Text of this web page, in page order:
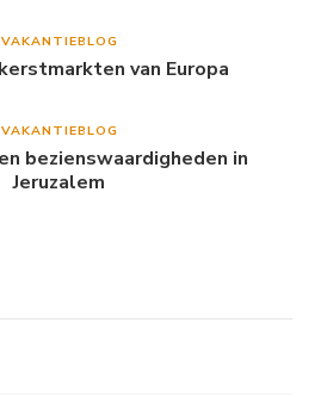
VAKANTIEBLOG
van Europa
VAKANTIEBLOG
bezienswaardigheden in
Jeruzalem